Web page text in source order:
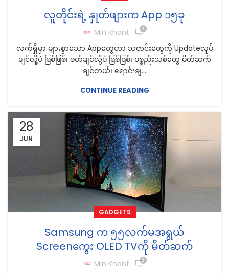
လူတိုင်းရဲ့ နှုတ်ဖျားက App ၁၅ခု
Min Khant 2
လက်ရှိမှာ များစွာသော Appတွေဟာ သတင်းတွေကို Updateလုပ်
ချင်လို့ပဲ ဖြစ်ဖြစ်၊ ဖတ်ချင်လို့ပဲ ဖြစ်ဖြစ်၊ ပစ္စည်းသစ်တွေ မိတ်ဆက်
ချင်တယ်၊ ရောင်းချ...
CONTINUE READING
28
JUN
GADGETS
Samsung က ၅၅လက်မအရွယ်
Screenကွေး OLED TVကို မိတ်ဆက်
Min Khant 2